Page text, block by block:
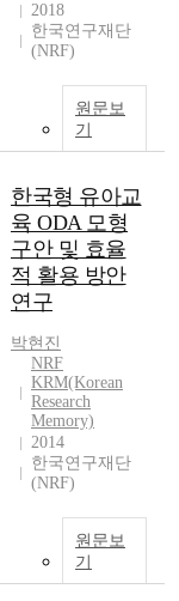
2018
한국연구재단
(NRF)
원문보
기
한국형 유아교
육 ODA 모형
구안 및 효율
적 활용 방안
연구
박현진
NRF
KRM(Korean
Research
Memory)
2014
한국연구재단
(NRF)
원문보
기